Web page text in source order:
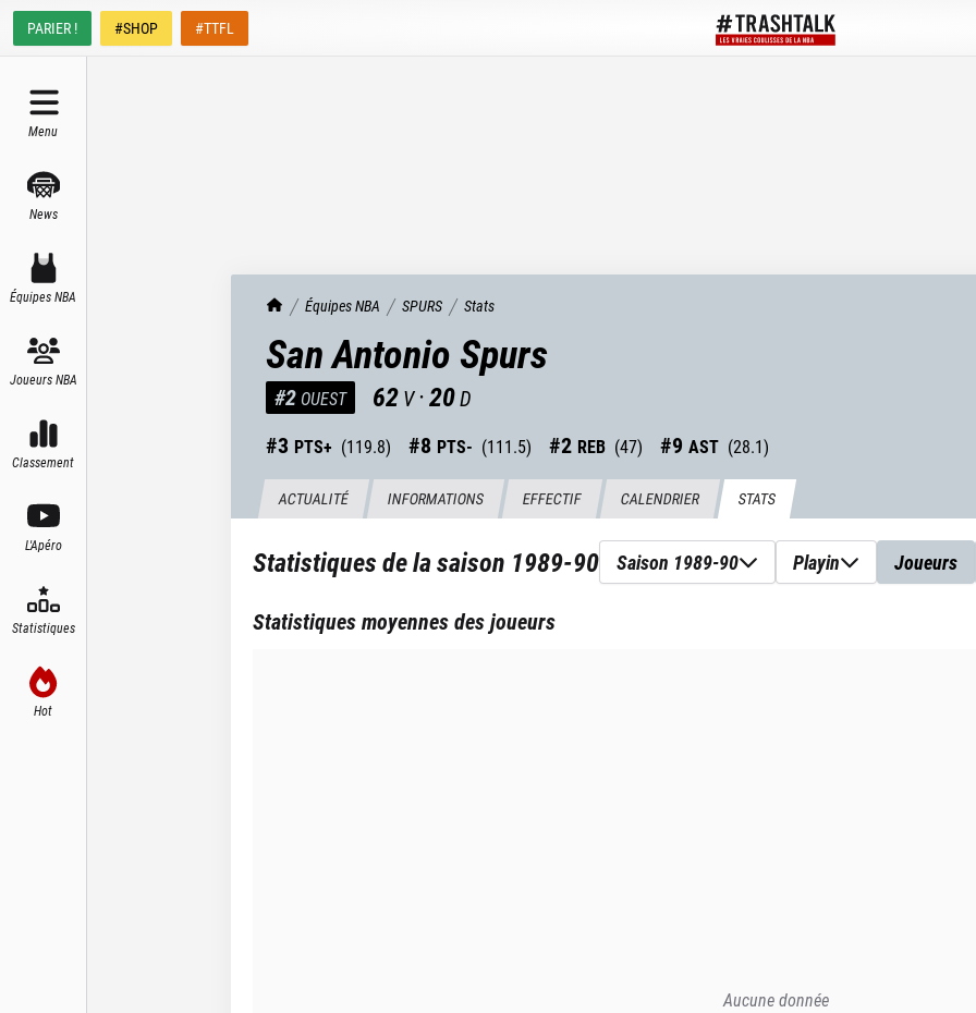
PARIER ! #SHOP #TTFL
Menu
News
Équipes NBA
Joueurs NBA
Classement
L'Apéro
Statistiques
Hot
TrashTalk Actu NBA
Équipes NBA SPURS Stats
San Antonio Spurs
#2 OUEST 62 V ·20D
#3 PTS+ (119.8) #8 PTS- (111.5) #2 REB (47) #9 AST (28.1)
ACTUALITÉ INFORMATIONS EFFECTIF CALENDRIER STATS
Statistiques de la saison 1989-90 Saison 1989-90 Playin Joueurs
Statistiques moyennes des joueurs
Aucune donnée